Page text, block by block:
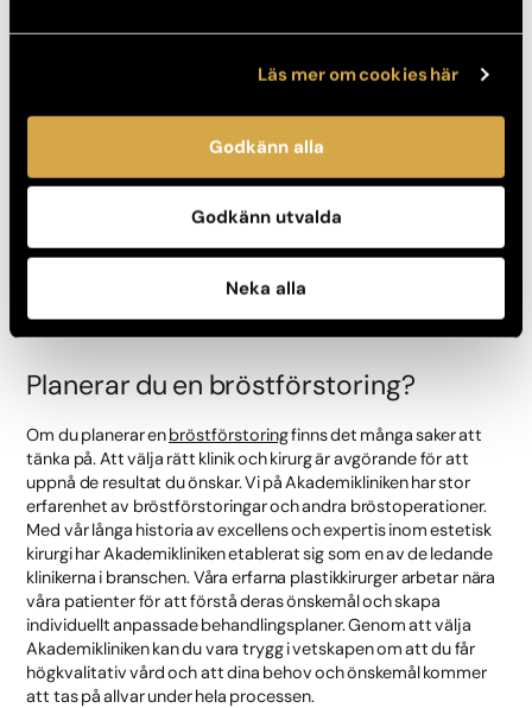
Läs mer om cookies här
Godkänn alla
Godkänn utvalda
Neka alla
bröstförstoring är det viktigt att vara medveten om att inte allt
som skrivs är korrekt eller tillförlitligt. Det är viktigt att vara
viktigt att komma ihåg att varje persons kropp och preferenser
är unika, och det som fungerar för en person kanske inte
Planerar du en bröstförstoring?
Om du planerar enbröstförstoringfinns det många saker att
tänka på. Att välja rätt klinik och kirurg är avgörande för att
uppnå de resultat du önskar. Vi på Akademikliniken har stor
erfarenhet av bröstförstoringar och andra bröstoperationer.
Med vår långa historia av excellens och expertis inom estetisk
kirurgi har Akademikliniken etablerat sig som en av de ledande
klinikerna i branschen. Våra erfarna plastikkirurger arbetar nära
våra patienter för att förstå deras önskemål och skapa
individuellt anpassade behandlingsplaner. Genom att välja
Akademikliniken kan du vara trygg i vetskapen om att du får
högkvalitativ vård och att dina behov och önskemål kommer
att tas på allvar under hela processen.